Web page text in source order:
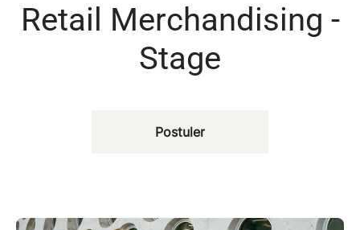
Retail Merchandising -
Stage
Postuler